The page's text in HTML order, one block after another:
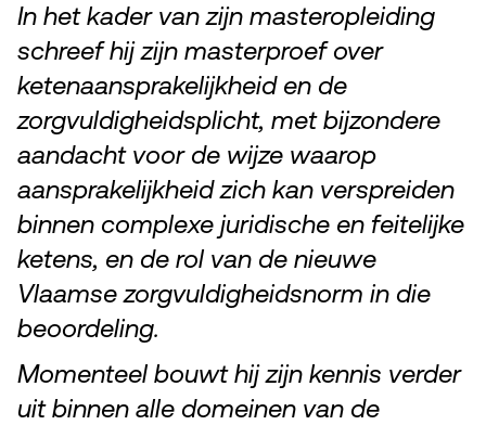
In het kader van zijn masteropleiding
schreef hij zijn masterproef over
ketenaansprakelijkheid en de
zorgvuldigheidsplicht, met bijzondere
aandacht voor de wijze waarop
aansprakelijkheid zich kan verspreiden
binnen complexe juridische en feitelijke
ketens, en de rol van de nieuwe
Vlaamse zorgvuldigheidsnorm in die
beoordeling.
Momenteel bouwt hij zijn kennis verder
uit binnen alle domeinen van de